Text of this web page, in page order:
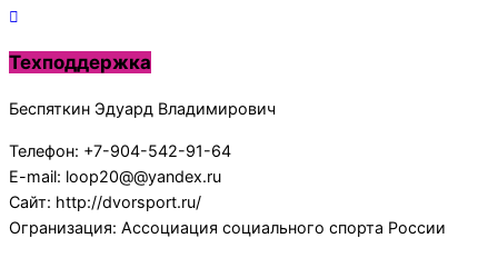
Техподдержка
Беспяткин Эдуард Владимирович
Телефон: +7-904-542-91-64
E-mail: loop20@@yandex.ru
Сайт: http://dvorsport.ru/
Огранизация: Ассоциация социального спорта России